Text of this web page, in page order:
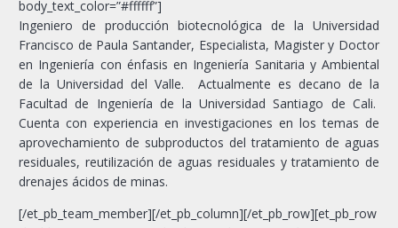
body_text_color=”#ffffff”]
Ingeniero de producción biotecnológica de la Universidad
Francisco de Paula Santander, Especialista, Magister y Doctor
en Ingeniería con énfasis en Ingeniería Sanitaria y Ambiental
de la Universidad del Valle. Actualmente es decano de la
Facultad de Ingeniería de la Universidad Santiago de Cali.
Cuenta con experiencia en investigaciones en los temas de
aprovechamiento de subproductos del tratamiento de aguas
residuales, reutilización de aguas residuales y tratamiento de
drenajes ácidos de minas.
[/et_pb_team_member][/et_pb_column][/et_pb_row][et_pb_row